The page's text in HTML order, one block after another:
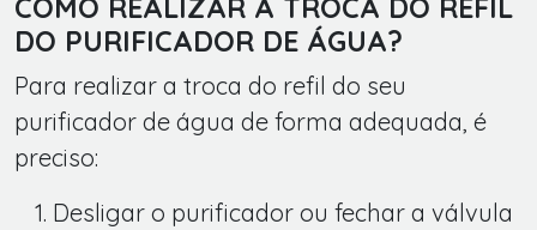
COMO REALIZAR A TROCA DO REFIL
DO PURIFICADOR DE ÁGUA?
Para realizar a troca do refil do seu
purificador de água de forma adequada, é
preciso:
Desligar o purificador ou fechar a válvula